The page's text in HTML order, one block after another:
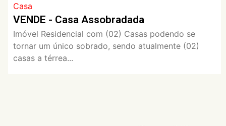
Casa
VENDE - Casa Assobradada
Imóvel Residencial com (02) Casas podendo se
tornar um único sobrado, sendo atualmente (02)
casas a térrea...